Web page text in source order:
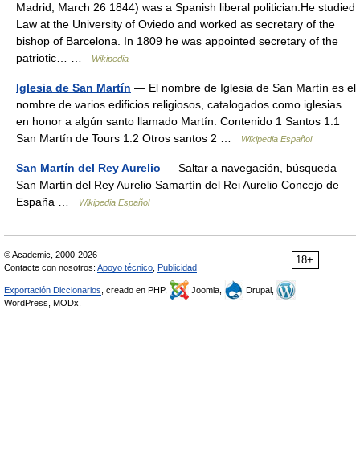
Madrid, March 26 1844) was a Spanish liberal politician.He studied
Law at the University of Oviedo and worked as secretary of the
bishop of Barcelona. In 1809 he was appointed secretary of the
patriotic… …
Wikipedia
Iglesia de San Martín — El nombre de Iglesia de San Martín es el
nombre de varios edificios religiosos, catalogados como iglesias
en honor a algún santo llamado Martín. Contenido 1 Santos 1.1
San Martín de Tours 1.2 Otros santos 2 …
Wikipedia Español
San Martín del Rey Aurelio — Saltar a navegación, búsqueda
San Martín del Rey Aurelio Samartín del Rei Aurelio Concejo de
España …
Wikipedia Español
18+
© Academic, 2000-2026
Contacte con nosotros: Apoyo técnico Publicidad
Exportación Diccionarios , creado en PHP, Joomla,
Drupal,
WordPress, MODx.